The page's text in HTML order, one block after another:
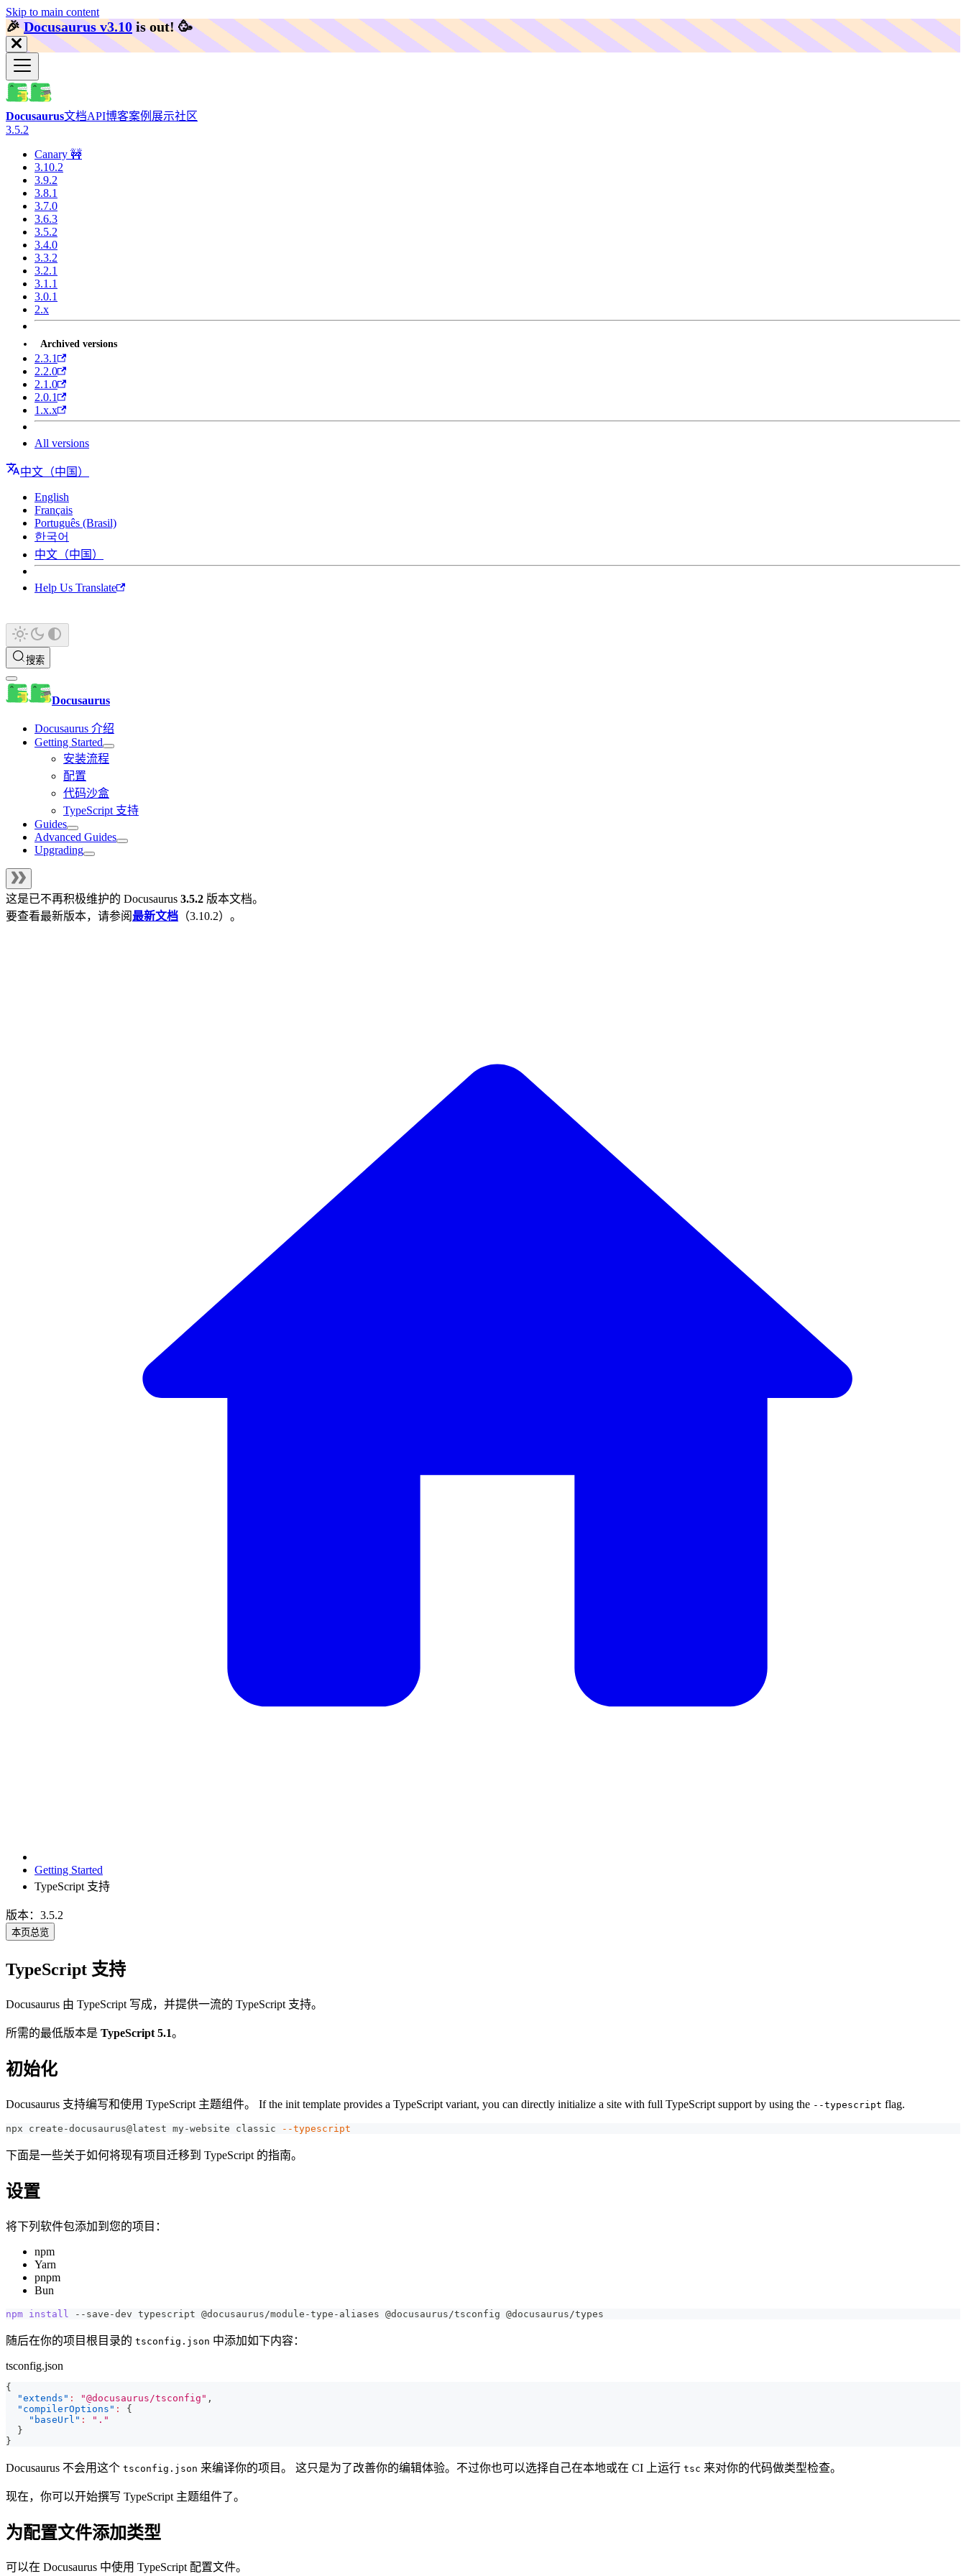
Skip to main content
🎉️Docusaurus v3.10 is out! 🥳️
Docusaurus文档API博客案例展示社区
3.5.2
Canary 🚧
3.10.2
3.9.2
3.8.1
3.7.0
3.6.3
3.5.2
3.4.0
3.3.2
3.2.1
3.1.1
3.0.1
2.x
Archived versions
2.3.1
2.2.0
2.1.0
2.0.1
1.x.x
All versions
中文（中国）
English
Français
Português (Brasil)
한국어
中文（中国）
Help Us Translate
搜索
Docusaurus
Docusaurus 介绍
Getting Started
安装流程
配置
代码沙盒
TypeScript 支持
Guides
Advanced Guides
Upgrading
这是已不再积极维护的 Docusaurus 3.5.2 版本文档。
要查看最新版本，请参阅最新文档 （3.10.2）。
Getting Started
TypeScript 支持
版本：3.5.2
本页总览
TypeScript 支持
Docusaurus 由 TypeScript 写成，并提供一流的 TypeScript 支持。
所需的最低版本是 TypeScript 5.1。
初始化
Docusaurus 支持编写和使用 TypeScript 主题组件。 If the init template provides a TypeScript variant, you can directly initialize a site with full TypeScript support by using the --typescript flag.
npx create-docusaurus@latest my-website classic --typescript
下面是一些关于如何将现有项目迁移到 TypeScript 的指南。
设置
将下列软件包添加到您的项目：
npm
Yarn
pnpm
Bun
npm install --save-dev typescript @docusaurus/module-type-aliases @docusaurus/tsconfig @docusaurus/types
随后在你的项目根目录的 tsconfig.json 中添加如下内容：
tsconfig.json
{
"extends" : "@docusaurus/tsconfig" ,
"compilerOptions" :
{
"baseUrl" :
"."
}
}
Docusaurus 不会用这个 tsconfig.json 来编译你的项目。 这只是为了改善你的编辑体验。不过你也可以选择自己在本地或在 CI 上运行 tsc 来对你的代码做类型检查。
现在，你可以开始撰写 TypeScript 主题组件了。
为配置文件添加类型
可以在 Docusaurus 中使用 TypeScript 配置文件。